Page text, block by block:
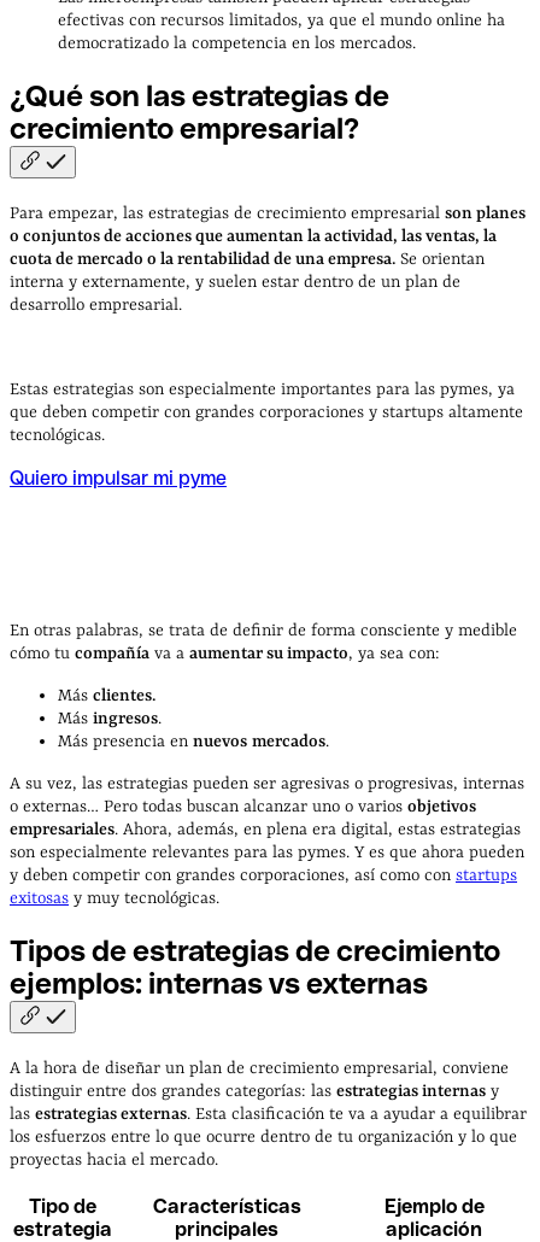
efectivas con recursos limitados, ya que el mundo online ha
democratizado la competencia en los mercados.
¿Qué son las estrategias de
crecimientoempresarial?
Para empezar, las estrategias de crecimiento empresarial son planes
o conjuntos de acciones que aumentan la actividad, las ventas, la
cuota de mercado o la rentabilidad de una empresa. Se orientan
interna y externamente, y suelen estar dentro de un plan de
desarrollo empresarial.
Estas estrategias son especialmente importantes para las pymes, ya
que deben competir con grandes corporaciones y startups altamente
tecnológicas.
Quiero impulsar mi pyme
En otras palabras, se trata de definir de forma consciente y medible
cómo tu compañía va a aumentar su impacto, ya sea con:
Más clientes.
Más ingresos.
Más presencia en nuevos mercados.
A su vez, las estrategias pueden ser agresivas o progresivas, internas
o externas… Pero todas buscan alcanzar uno o varios objetivos
empresariales. Ahora, además, en plena era digital, estas estrategias
son especialmente relevantes para las pymes. Y es que ahora pueden
y deben competir con grandes corporaciones, así como con startups
exitosas y muy tecnológicas.
Tipos de estrategias de crecimiento
ejemplos: internas vsexternas
A la hora de diseñar un plan de crecimiento empresarial, conviene
distinguir entre dos grandes categorías: las estrategias internas y
las estrategias externas. Esta clasificación te va a ayudar a equilibrar
los esfuerzos entre lo que ocurre dentro de tu organización y lo que
proyectas hacia el mercado.
Tipo de
estrategia
Características
principales
Ejemplo de
aplicación